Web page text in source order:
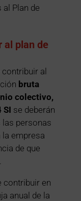
Plan de
al plan de
contribuir al
bruta
colectivo,
SI se deberán
personas
empresa
de que
contribuir en
anual de la